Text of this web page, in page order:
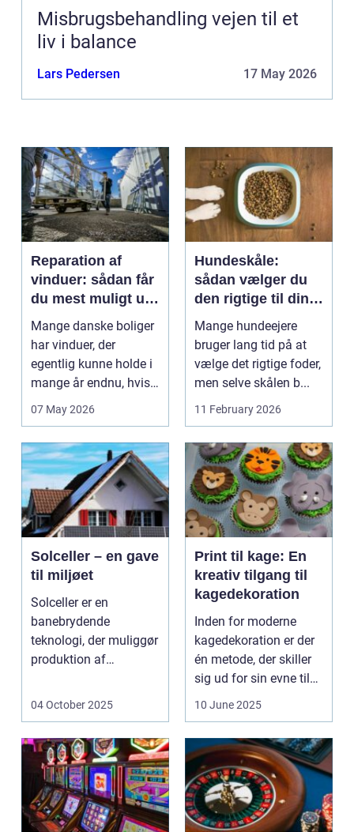
Misbrugsbehandling vejen til et
liv i balance
Lars Pedersen 17 May 2026
Reparation af
vinduer: sådan får
du mest muligt ud
af dine gamle
rammer
Mange danske boliger
har vinduer, der
egentlig kunne holde i
mange år endnu, hvis
de fik den r...
07 May 2026
Hundeskåle:
sådan vælger du
den rigtige til din
hund
Mange hundeejere
bruger lang tid på at
vælge det rigtige foder,
men selve skålen b...
11 February 2026
Solceller – en gave
til miljøet
Solceller er en
banebrydende
teknologi, der muliggør
produktion af
udnytt...
04 October 2025
Print til kage: En
kreativ tilgang til
kagedekoration
Inden for moderne
kagedekoration er der
én metode, der skiller
sig ud for sin evne til
at bri...
10 June 2025